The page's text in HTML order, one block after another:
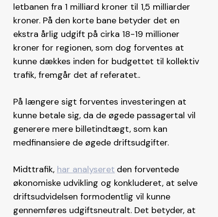
letbanen fra 1 milliard kroner til 1,5 milliarder
kroner​. På den korte bane betyder det en
ekstra årlig udgift på cirka 18-19 millioner
kroner for regionen, som dog forventes at
kunne dækkes inden for budgettet til kollektiv
trafik, fremgår det af referatet..
På længere sigt forventes investeringen at
kunne betale sig, da de øgede passagertal vil
generere mere billetindtægt, som kan
medfinansiere de øgede driftsudgifter.
Midttrafik, har analyseret den forventede
økonomiske udvikling og konkluderet, at selve
driftsudvidelsen formodentlig vil kunne
gennemføres udgiftsneutralt. Det betyder, at